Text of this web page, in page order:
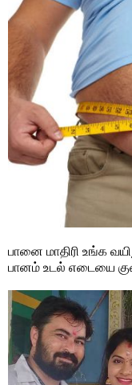
பானை மாதிரி உங்க
பானம் உடல் எடையை